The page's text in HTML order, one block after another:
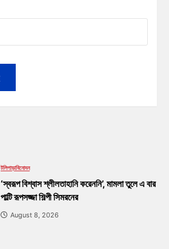
টলিপাড়াবিনোদন
‘স্বরূপ বিশ্বাস শ্লীলতাহানি করেননি’, মামলা তুলে এ বার
পাল্টি রূপসজ্জা শিল্পী সিমরনের
August 8, 2026